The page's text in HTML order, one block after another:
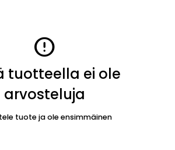
error
tuotteella ei ole
arvosteluja
tuote ja ole ensimmäinen